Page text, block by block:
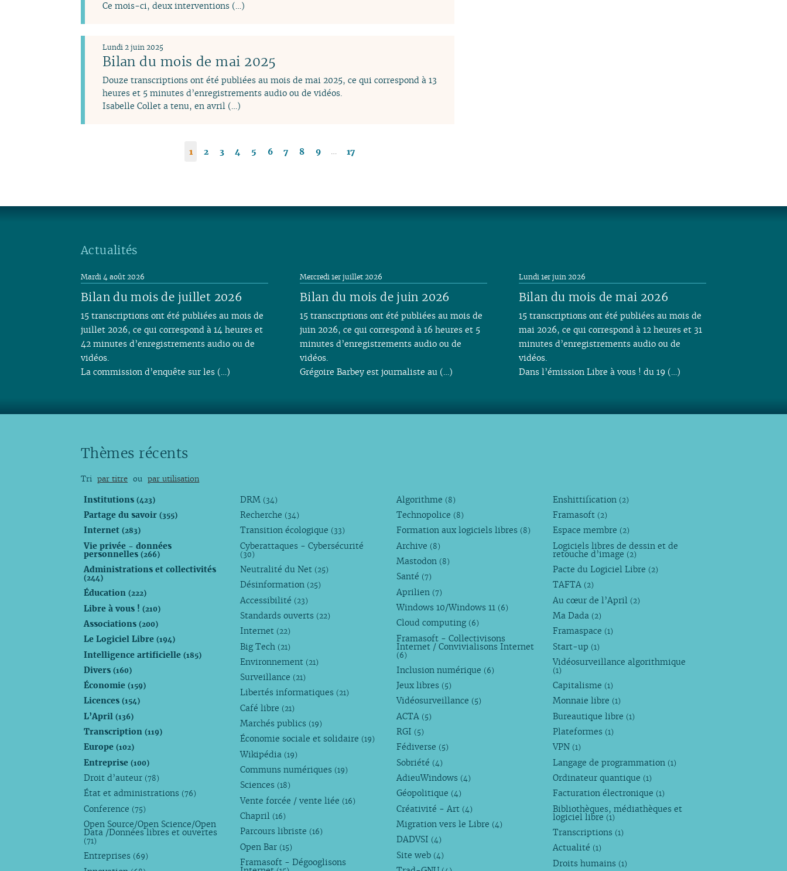
Ce mois-ci, deux interventions (…)
Bilan du mois de mai 2025
Lundi 2 juin 2025
Douze transcriptions ont été publiées au mois de mai 2025, ce qui correspond à 13
heures et 5 minutes d’enregistrements audio ou de vidéos.
Isabelle Collet a tenu, en avril (…)
1 2 3 4 5 6 7 8 9 17
Actualités
Bilan du mois de juillet 2026
Mardi 4 août 2026
15 transcriptions ont été publiées au mois de
juillet 2026, ce qui correspond à 14 heures et
42 minutes d’enregistrements audio ou de
vidéos.
La commission d’enquête sur les (…)
Bilan du mois de juin 2026
Mercredi 1er juillet 2026
15 transcriptions ont été publiées au mois de
juin 2026, ce qui correspond à 16 heures et 5
minutes d’enregistrements audio ou de
vidéos.
Grégoire Barbey est journaliste au (…)
Bilan du mois de mai 2026
Lundi 1er juin 2026
15 transcriptions ont été publiées au mois de
mai 2026, ce qui correspond à 12 heures et 31
minutes d’enregistrements audio ou de
vidéos.
Dans l’émission Libre à vous ! du 19 (…)
Thèmes récents
Tri par titre ou par utilisation
Institutions(423)
Partage du savoir(355)
Internet(283)
Vie privée - données
personnelles(266)
Administrations et collectivités
(244)
Éducation(222)
Libre à vous !(210)
Associations(200)
Le Logiciel Libre(194)
Intelligence artificielle(185)
Divers(160)
Économie(159)
Licences(154)
L’April(136)
Transcription(119)
Europe(102)
Entreprise(100)
Droit d’auteur (78)
État et administrations (76)
Conference (75)
Open Source/Open Science/Open
Data /Données libres et ouvertes
(71)
Entreprises (69)
DRM (34)
Recherche (34)
Transition écologique (33)
Cyberattaques - Cybersécurité
(30)
Neutralité du Net (25)
Désinformation (25)
Accessibilité (23)
Standards ouverts (22)
Internet (22)
Big Tech (21)
Environnement (21)
Surveillance (21)
Libertés informatiques (21)
Café libre (21)
Marchés publics (19)
Économie sociale et solidaire (19)
Wikipédia (19)
Communs numériques (19)
Sciences (18)
Vente forcée / vente liée (16)
Chapril (16)
Parcours libriste (16)
Open Bar (15)
Framasoft - Dégooglisons
Algorithme (8)
Technopolice (8)
Formation aux logiciels libres (8)
Archive (8)
Mastodon (8)
Santé (7)
Aprilien (7)
Windows 10/Windows 11 (6)
Cloud computing (6)
Framasoft - Collectivisons
Internet / Convivialisons Internet
(6)
Inclusion numérique (6)
Jeux libres (5)
Vidéosurveillance (5)
ACTA (5)
RGI (5)
Fédiverse (5)
Sobriété (4)
AdieuWindows (4)
Géopolitique (4)
Créativité - Art (4)
Migration vers le Libre (4)
DADVSI (4)
Site web (4)
Enshittification (2)
Framasoft (2)
Espace membre (2)
Logiciels libres de dessin et de
retouche d’image (2)
Pacte du Logiciel Libre (2)
TAFTA (2)
Au cœur de l’April (2)
Ma Dada (2)
Framaspace (1)
Start-up (1)
Vidéosurveillance algorithmique
(1)
Capitalisme (1)
Monnaie libre (1)
Bureautique libre (1)
Plateformes (1)
VPN (1)
Langage de programmation (1)
Ordinateur quantique (1)
Facturation électronique (1)
Bibliothèques, médiathèques et
logiciel libre (1)
Transcriptions (1)
Actualité (1)
Droits humains (1)